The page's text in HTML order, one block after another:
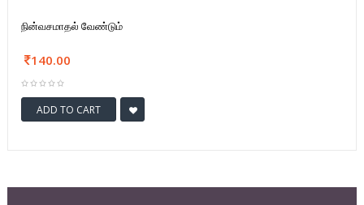
நின்வசமாதல் வேண்டும்
140.00
ADD TO CART